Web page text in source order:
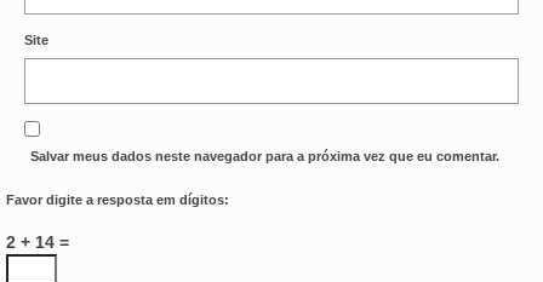
Site
Salvar meus dados neste navegador para a próxima vez que eu comentar.
Favor digite a resposta em dígitos:
2 + 14 =